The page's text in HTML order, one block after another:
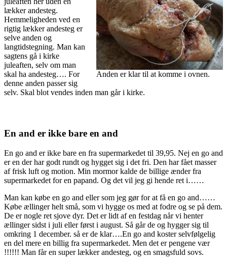
Anden er klar til at komme i ovnen.
lækker andesteg.
Hemmeligheden ved en
rigtig lækker andesteg er
selve anden og
langtidstegning. Man kan
sagtens gå i kirke
juleaften, selv om man
skal ha andesteg…. For
denne anden passer sig
selv. Skal blot vendes inden man går i kirke.
En and er ikke bare en and
En go and er ikke bare en fra supermarkedet til 39,95. Nej en go and
er en der har godt rundt og hygget sig i det fri. Den har fået masser
af frisk luft og motion. Min mormor kalde de billige ænder fra
supermarkedet for en papand. Og det vil jeg gi hende ret i……
Man kan købe en go and eller som jeg gør for at få en go and……
Købe ællinger helt små, som vi hygge os med at fodre og se på dem.
De er nogle ret sjove dyr. Det er lidt af en festdag når vi henter
ællinger sidst i juli eller først i august. Så går de og hygger sig til
omkring 1 december. så er de klar….En go and koster selvfølgelig
en del mere en billig fra supermarkedet. Men det er pengene vær
!!!!!! Man får en super lækker andesteg, og en smagsfuld sovs.